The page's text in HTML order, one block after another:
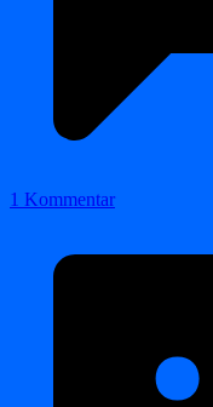
1 Kommentar